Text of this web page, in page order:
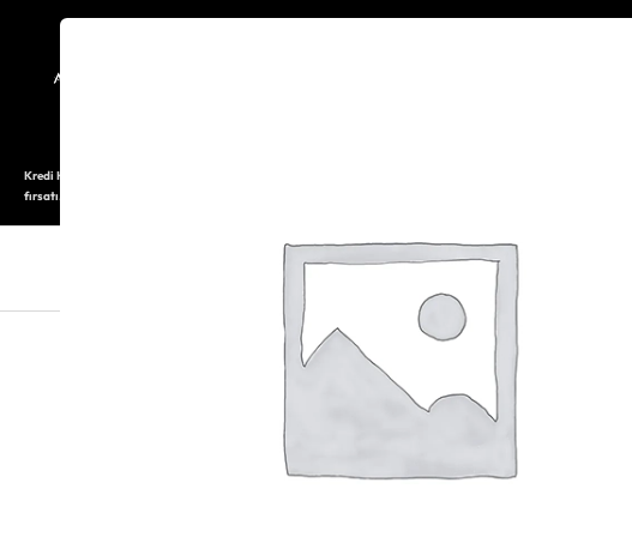
Kredi Kartı ile 12 aya varan taksitli alışveriş imkanı. Üstelik ilk 6 taksite %0 komisyon
fırsatı.
SAAT AKSESUARLARI TAKI VE MÜCEVHER